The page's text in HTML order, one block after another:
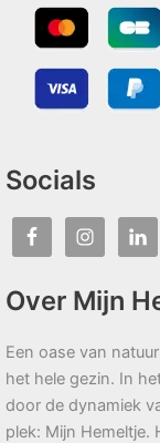
Socials
Over Mijn
Een oase van
het hele gezin. In
door de dynamiek
plek: Mijn Hemeltje.